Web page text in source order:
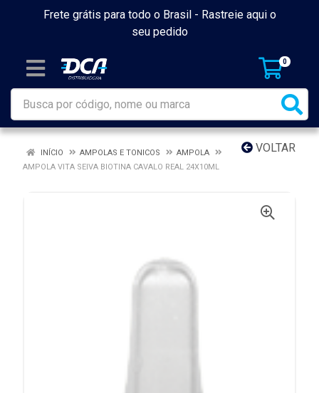
Frete grátis para todo o Brasil - Rastreie aqui o
seu pedido
0
VOLTAR
INÍCIO AMPOLAS E TONICOS
AMPOLA
AMPOLA VITA SEIVA BIOTINA CAVALO REAL 24X10ML